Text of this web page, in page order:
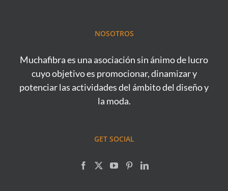
NOSOTROS
Muchafibra es una asociación sin ánimo de lucro
cuyo objetivo es promocionar, dinamizar y
potenciar las actividades del ámbito del diseño y
la moda.
GET SOCIAL